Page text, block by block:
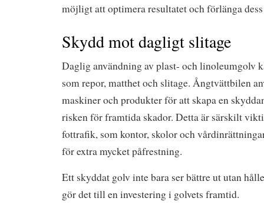
möjligt att optimera resultatet och förlänga
Skydd mot dagligt slitage
Daglig användning av plast- och linoleumgolv
som repor, matthet och slitage. Ångtvättbilen
maskiner och produkter för att skapa en
risken för framtida skador. Detta är särskilt
fottrafik, som kontor, skolor och
för extra mycket påfrestning.
Ett skyddat golv inte bara ser bättre ut utan
gör det till en investering i golvets framtid.